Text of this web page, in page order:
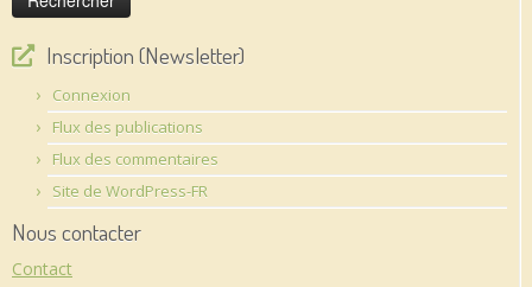
Inscription (Newsletter)
Connexion
Flux des publications
Flux des commentaires
Site de WordPress-FR
Nous contacter
Contact